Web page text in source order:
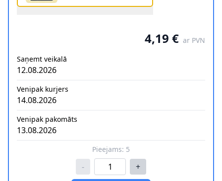
4,19 € ar PVN
Saņemt veikalā
12.08.2026
Venipak kurjers
14.08.2026
Venipak pakomāts
13.08.2026
Pieejams: 5
- +